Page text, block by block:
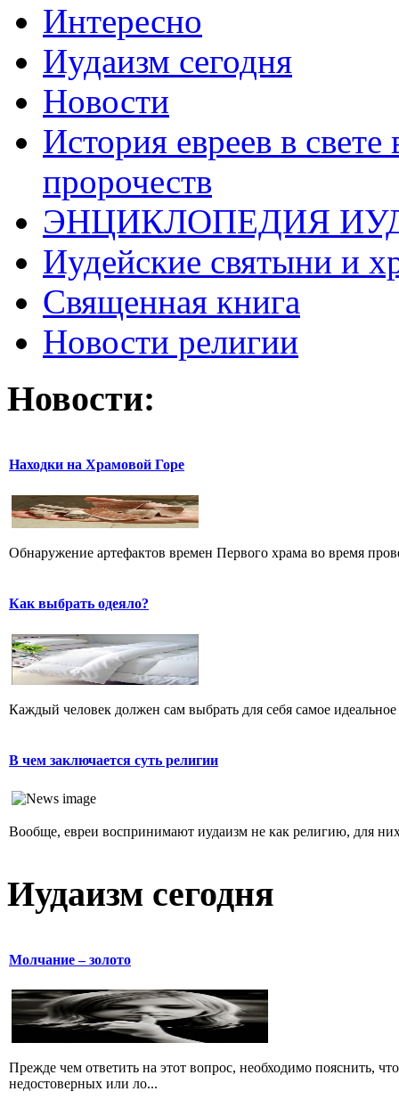
Интересно
Иудаизм сегодня
Новости
История евреев в
пророчеств
ЭНЦИКЛОПЕДИЯ
Иудейские святыни и
Священная книга
Новости религии
Новости:
Находки на Храмовой Горе
Обнаружение артефактов времен Первого храма во время
Как выбрать одеяло?
Каждый человек должен сам выбрать для себя самое
В чем заключается суть религии
Вообще, евреи воспринимают иудаизм не как религию, для
Иудаизм сегодня
Молчание – золото
Прежде чем ответить на этот вопрос, необходимо пояснить,
недостоверных или ло...